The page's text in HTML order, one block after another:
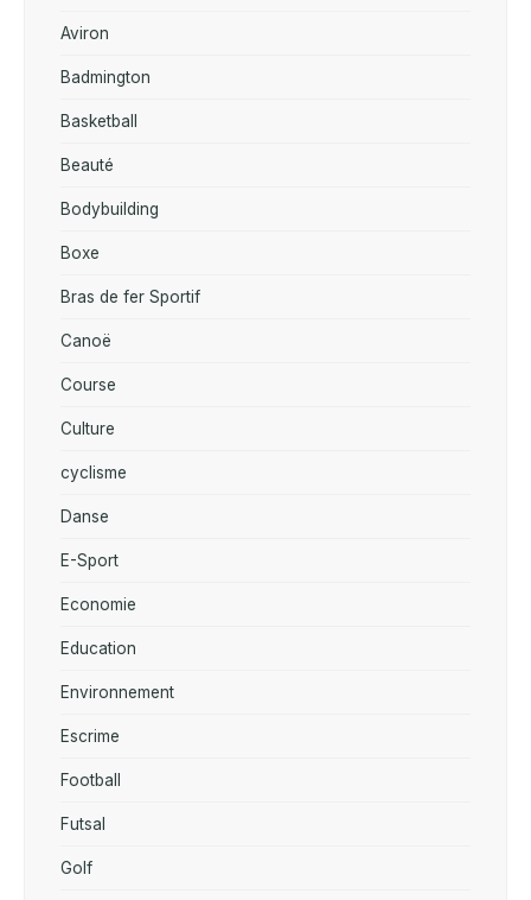
Aviron
Badmington
Basketball
Beauté
Bodybuilding
Boxe
Bras de fer Sportif
Canoë
Course
Culture
cyclisme
Danse
E-Sport
Economie
Education
Environnement
Escrime
Football
Futsal
Golf